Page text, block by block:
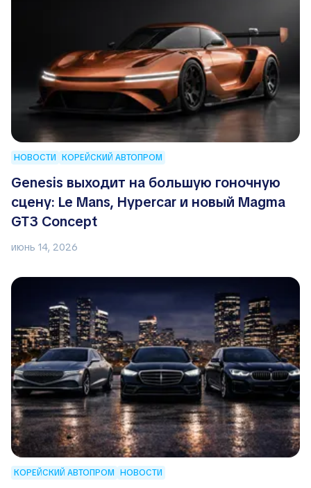
НОВОСТИ КОРЕЙСКИЙ АВТОПРОМ
Genesis выходит на большую гоночную
сцену: Le Mans, Hypercar и новый Magma
GT3 Concept
июнь 14, 2026
КОРЕЙСКИЙ АВТОПРОМ НОВОСТИ